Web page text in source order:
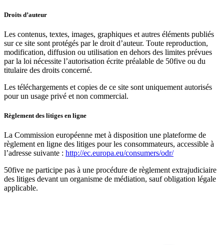
Droits d’auteur
Les contenus, textes, images, graphiques et autres éléments publiés
sur ce site sont protégés par le droit d’auteur. Toute reproduction,
modification, diffusion ou utilisation en dehors des limites prévues
par la loi nécessite l’autorisation écrite préalable de 50five ou du
titulaire des droits concerné.
Les téléchargements et copies de ce site sont uniquement autorisés
pour un usage privé et non commercial.
Règlement des litiges en ligne
La Commission européenne met à disposition une plateforme de
règlement en ligne des litiges pour les consommateurs, accessible à
l’adresse suivante : http://ec.europa.eu/consumers/odr/
50five ne participe pas à une procédure de règlement extrajudiciaire
des litiges devant un organisme de médiation, sauf obligation légale
applicable.